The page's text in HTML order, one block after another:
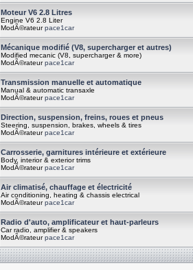
Moteur V6 2.8 Litres
Engine V6 2.8 Liter
ModÃ©rateurpace1car
Mécanique modifié (V8, supercharger et autres)
Modified mecanic (V8, supercharger & more)
ModÃ©rateurpace1car
Transmission manuelle et automatique
Manual & automatic transaxle
ModÃ©rateurpace1car
Direction, suspension, freins, roues et pneus
Steering, suspension, brakes, wheels & tires
ModÃ©rateurpace1car
Carrosserie, garnitures intérieure et extérieure
Body, interior & exterior trims
ModÃ©rateurpace1car
Air climatisé, chauffage et électricité
Air conditioning, heating & chassis electrical
ModÃ©rateurpace1car
Radio d'auto, amplificateur et haut-parleurs
Car radio, amplifier & speakers
ModÃ©rateurpace1car